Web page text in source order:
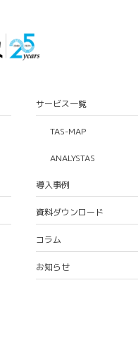
サービス一覧
TAS-MAP
ANALYSTAS
導入事例
資料ダウンロード
コラム
お知らせ